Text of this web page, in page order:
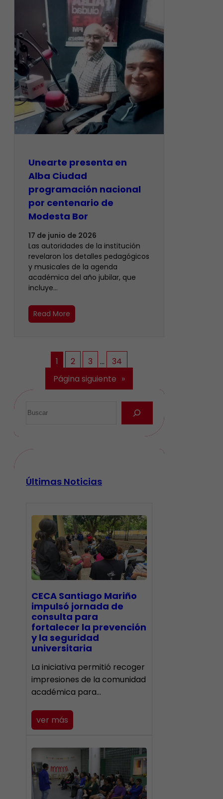
​Unearte presenta en
Alba Ciudad
programación nacional
por centenario de
Modesta Bor
17 de junio de 2026
Las autoridades de la institución
revelaron los detalles pedagógicos
y musicales de la agenda
académica del año jubilar, que
incluye…
Read More
1 2 3 …
34
Página siguiente »
Últimas Noticias
CECA Santiago Mariño
impulsó jornada de
consulta para
fortalecer la prevención
y la seguridad
universitaria
La iniciativa permitió recoger
impresiones de la comunidad
académica para…
ver más